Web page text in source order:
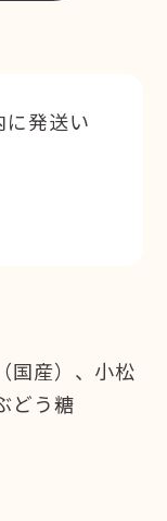
に発送い
国産）、小松
どう糖